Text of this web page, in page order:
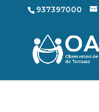
937397000